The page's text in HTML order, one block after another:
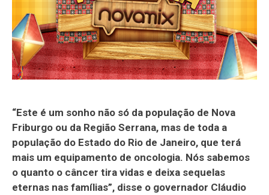
“Este é um sonho não só da população de Nova
Friburgo ou da Região Serrana, mas de toda a
população do Estado do Rio de Janeiro, que terá
mais um equipamento de oncologia. Nós sabemos
o quanto o câncer tira vidas e deixa sequelas
eternas nas famílias”, disse o governador Cláudio